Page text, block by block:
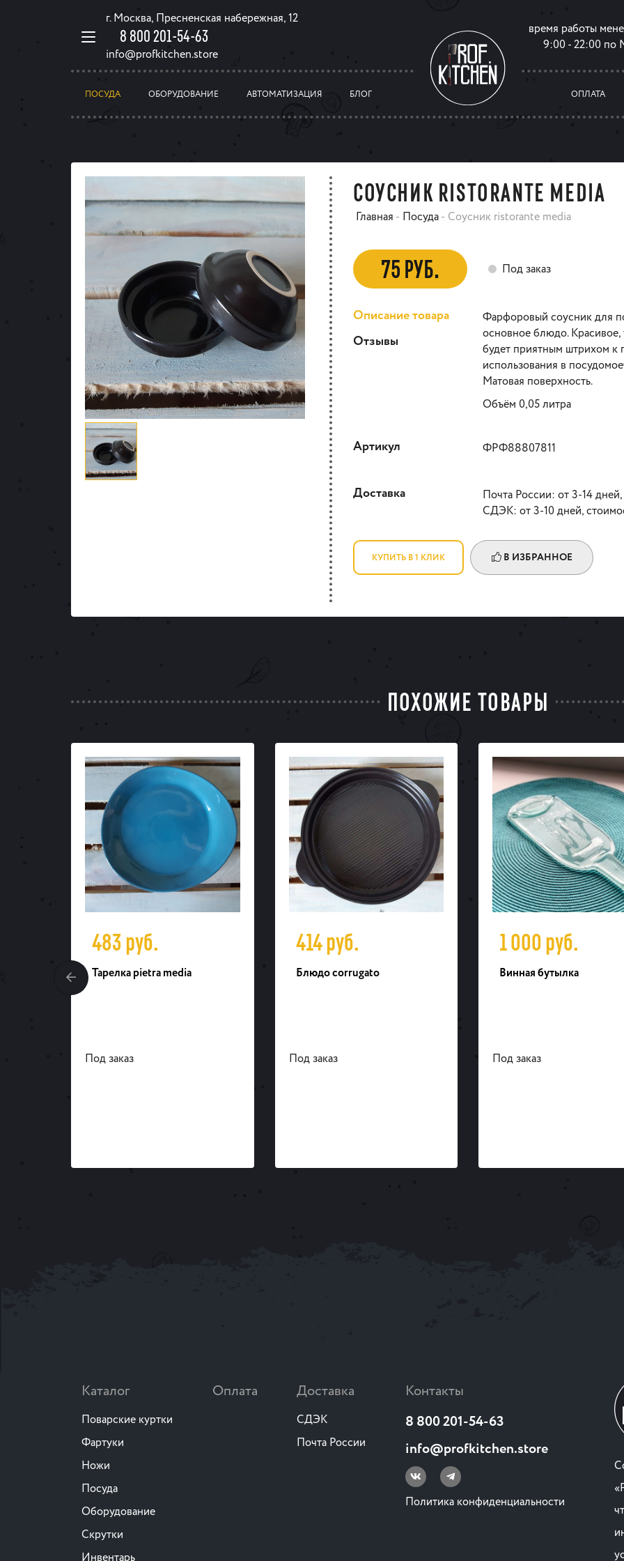
г. Москва, Пресненская набережная, 12
8 800 201-54-63
info@profkitchen.store
время работы
9:00 - 22:00
ПОСУДА ОБОРУДОВАНИЕ АВТОМАТИЗАЦИЯ БЛОГ ОПЛАТА
СОУСНИК RISTORANTE MEDIA
Главная - Посуда- Соусник ristorante media
75 РУБ. Под заказ
Описание товара
Отзывы
Фарфоровый соусник для
основное блюдо.
будет приятным штрихом к
использования в
Матовая поверхность.
Объём 0,05 литра
Артикул ФРФ88807811
Доставка
Почта России: от 3-14
СДЭК: от 3-10 дней,
КУПИТЬ В 1 КЛИК В ИЗБРАННОЕ
ПОХОЖИЕ ТОВАРЫ
483руб.
Тарелка pietra media
Под заказ
414руб.
Блюдо corrugato
Под заказ
1 000руб.
Винная бутылка
Под заказ
Каталог
Поварские куртки
Фартуки
Ножи
Посуда
Оборудование
Скрутки
Инвентарь
Оплата Доставка
СДЭК
Почта России
Контакты
8 800 201-54-63
info@profkitchen.store
Политика конфиденциальности